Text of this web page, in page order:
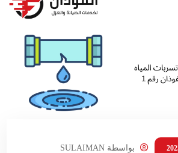
بواسطةSULAIMAN